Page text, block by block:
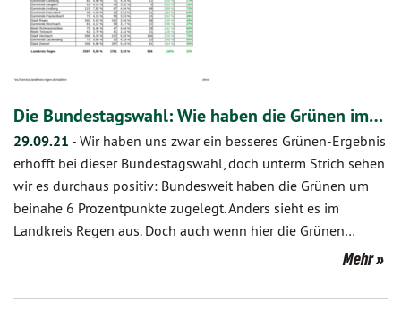
Die Bundestagswahl: Wie haben die Grünen im…
29.09.21 - Wir haben uns zwar ein besseres Grünen-Ergebnis
erhofft bei dieser Bundestagswahl, doch unterm Strich sehen
wir es durchaus positiv: Bundesweit haben die Grünen um
beinahe 6 Prozentpunkte zugelegt. Anders sieht es im
Landkreis Regen aus. Doch auch wenn hier die Grünen…
Mehr